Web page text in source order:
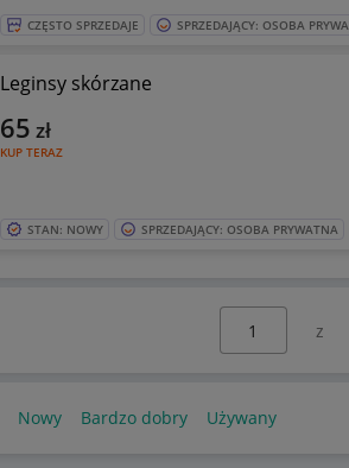
CZĘSTO SPRZEDAJE SPRZEDAJĄCY: OSOBA
Leginsy skórzane
KUP TERAZ
65 zł
STAN: NOWY SPRZEDAJĄCY: OSOBA PRYWATNA
z
Nowy Bardzo dobry Używany